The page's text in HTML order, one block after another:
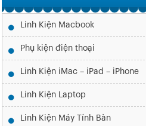
Linh Kiện Macbook
Phụ kiện điện thoại
Linh Kiện iMac – iPad – iPhone
Linh Kiện Laptop
Linh Kiện Máy Tính Bàn